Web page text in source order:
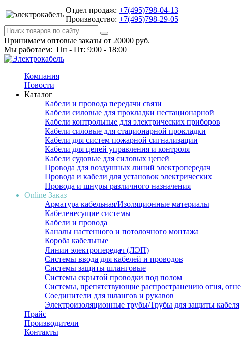
Отдел продаж: +7(495)798-04-13
Производство: +7(495)798-29-05
Принимаем оптовые заказы от 20000 руб.
Мы работаем: Пн - Пт: 9:00 - 18:00
Компания
Новости
Каталог
Кабели и провода передачи связи
Кабели силовые для прокладки нестационарной
Кабели контрольные для электрических приборов
Кабели силовые для стационарной прокладки
Кабели для систем пожарной сигнализации
Кабели для цепей управления и контроля
Кабели судовые для силовых цепей
Провода для воздушных линий электропередач
Провода и кабели для установок электрических
Провода и шнуры различного назначения
Online Заказ
Арматура кабельная/Изоляционные материалы
Кабеленесущие системы
Кабели и провода
Каналы настенного и потолочного монтажа
Короба кабельные
Линии электропередач (ЛЭП)
Системы ввода для кабелей и проводов
Системы защиты шланговые
Системы скрытой проводки под полом
Системы, препятствующие распространению огня,
Соединители для шлангов и рукавов
Электроизоляционные трубы/Трубы для защиты кабеля
Прайс
Производители
Контакты